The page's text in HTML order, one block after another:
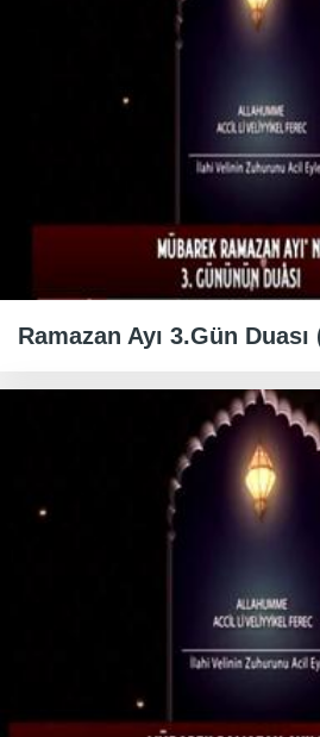
Ramazan Ayı 3.Gün Duası